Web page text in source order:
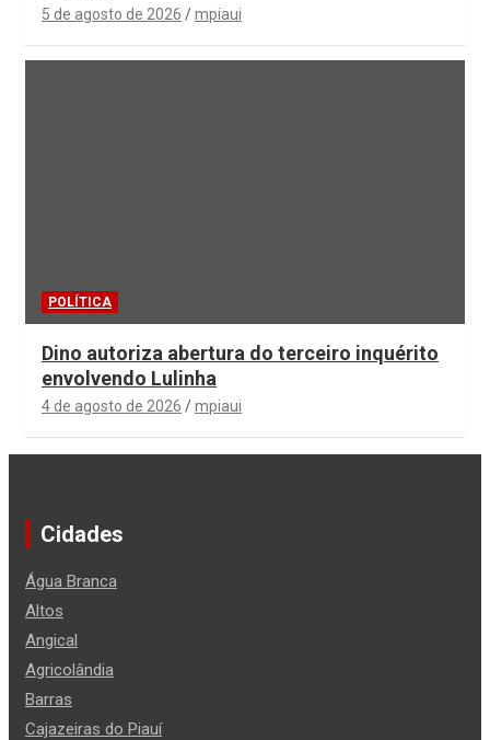
5 de agosto de 2026 mpiaui
POLÍTICA
Dino autoriza abertura do terceiro inquérito
envolvendo Lulinha
4 de agosto de 2026 mpiaui
Cidades
Água Branca
Altos
Angical
Agricolândia
Barras
Cajazeiras do Piauí